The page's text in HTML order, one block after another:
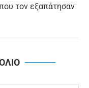
τον εξαπάτησαν